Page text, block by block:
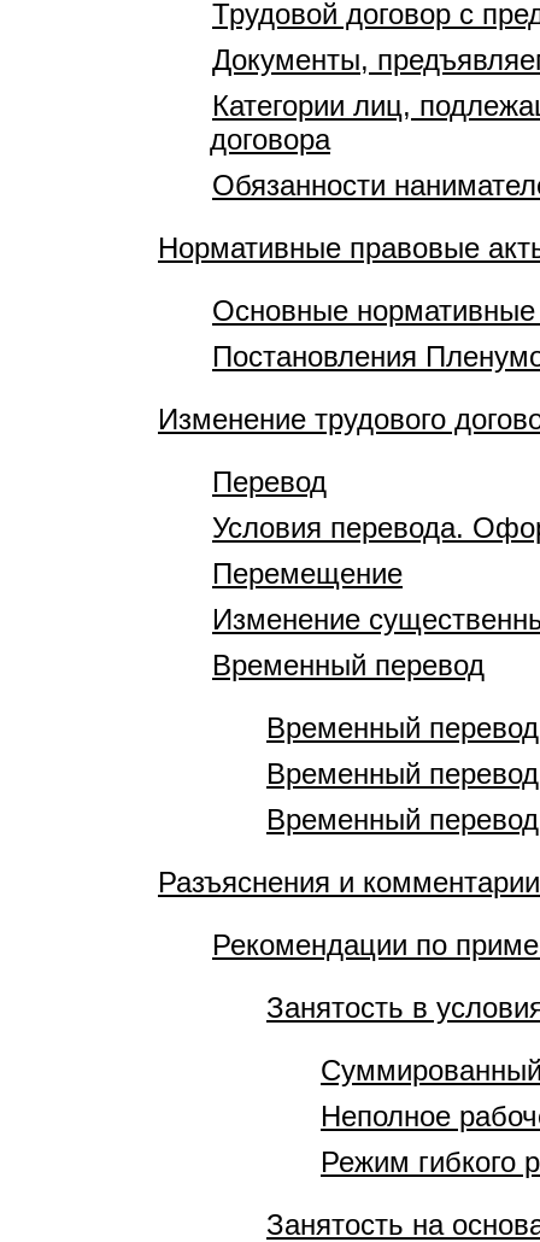
Трудовой договор с
Документы,
Категории лиц,
договора
Обязанности
Нормативные правовые
Основные
Постановления
Изменение трудового
Перевод
Условия перевода.
Перемещение
Изменение
Временный перевод
Временный перевод
Временный
Временный
Разъяснения и
Рекомендации по
Занятость в
Неполное
Режим гибкого
Занятость на